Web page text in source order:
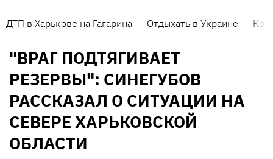
ДТП в Харькове на Гагарина Отдыхать в Украине
"ВРАГ ПОДТЯГИВАЕТ
РЕЗЕРВЫ": СИНЕГУБОВ
РАССКАЗАЛ О СИТУАЦИИ НА
СЕВЕРЕ ХАРЬКОВСКОЙ
ОБЛАСТИ